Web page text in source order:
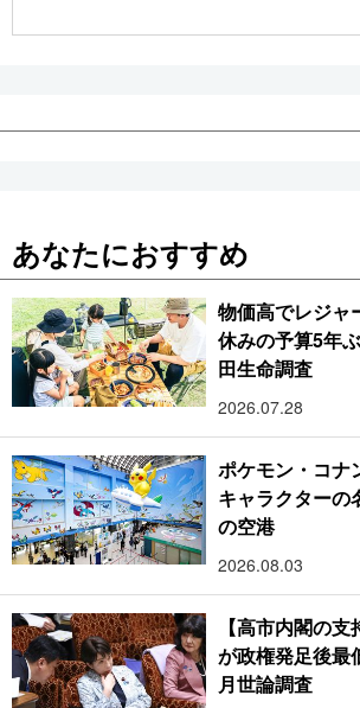
あなたにおすすめ
物価高でレジャ
休みの予算5年
田生命調査
2026.07.28
ポケモン・コナ
キャラクターの
の空港
2026.08.03
【高市内閣の
が政権発足後最
月世論調査